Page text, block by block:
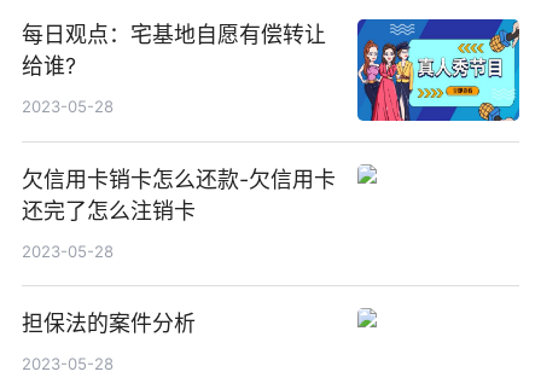
每日观点：宅基地自愿有偿转让
给谁?
2023-05-28
欠信用卡销卡怎么还款-欠信用卡
还完了怎么注销卡
2023-05-28
担保法的案件分析
2023-05-28